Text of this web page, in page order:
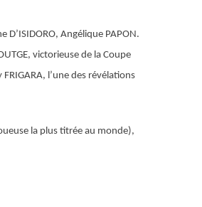
D’ISIDORO, Angélique PAPON.
, victorieuse de la Coupe
FRIGARA, l’une des révélations
la plus titrée au monde),